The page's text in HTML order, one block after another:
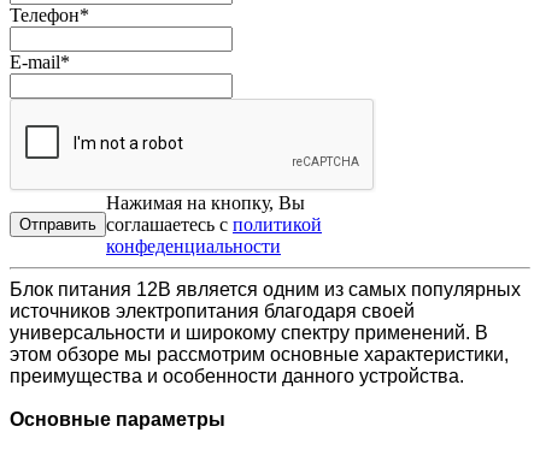
Телефон*
E-mail*
Нажимая на кнопку, Вы
соглашаетесь с политикой
конфеденциальности
Блок питания 12В является одним из самых популярных
источников электропитания благодаря своей
универсальности и широкому спектру применений. В
этом обзоре мы рассмотрим основные характеристики,
преимущества и особенности данного устройства.
Основные параметры